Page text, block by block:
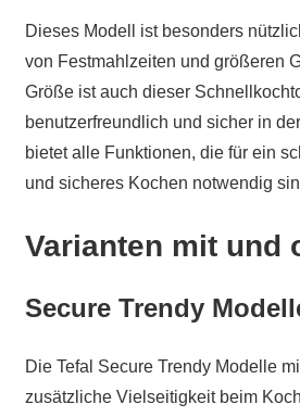
Dieses Modell ist besonders
von Festmahlzeiten und größeren
Größe ist auch dieser
benutzerfreundlich und sicher in
bietet alle Funktionen, die für ein
und sicheres Kochen notwendig
Varianten mit und
Secure Trendy
Die Tefal Secure Trendy Modelle
zusätzliche Vielseitigkeit beim